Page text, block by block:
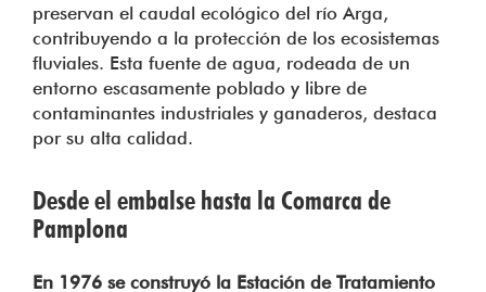
preservan el caudal ecológico del río Arga,
contribuyendo a la protección de los ecosistemas
fluviales. Esta fuente de agua, rodeada de un
entorno escasamente poblado y libre de
contaminantes industriales y ganaderos, destaca
por su alta calidad.
Desde el embalse hasta la Comarca de
Pamplona
En 1976 se construyó la Estación de Tratamiento